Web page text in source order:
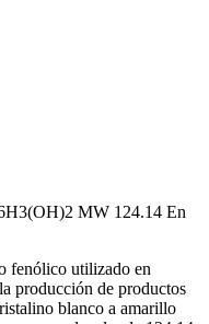
MW 124.14 En
fenólico utilizado en
producción de productos
blanco a amarillo